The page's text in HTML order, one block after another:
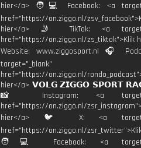
hier</a> 🧑💻 Facebook: <a
href="https://on.ziggo.nl/
hier</a> 🤳 TikTok: <a
href="https://on.ziggo.nl/zs_tiktok">Klik
Website: www.ziggosport.nl 🎧
target="_blank"
href="https://on.ziggo.nl/
hier</a> 𝗩𝗢𝗟𝗚 𝗭𝗜𝗚𝗚𝗢 𝗦𝗣𝗢𝗥𝗧
📸 Instagram: <a
href="https://on.ziggo.nl/
hier</a> 🐦 X: <a
href="https://on.ziggo.nl/
🧑💻 Facebook: <a